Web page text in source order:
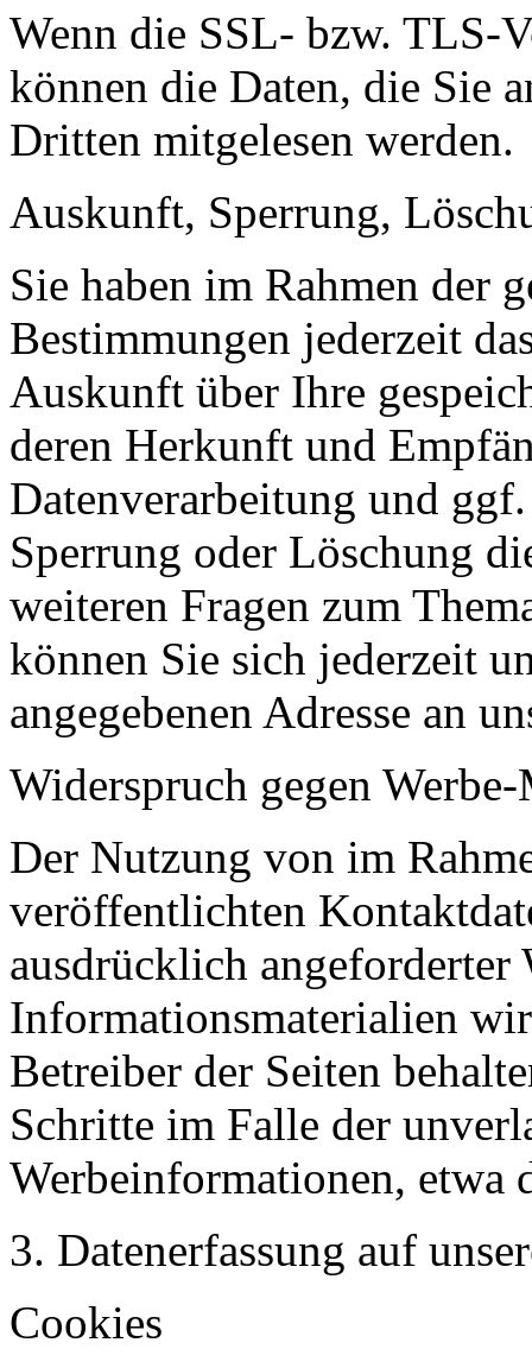
Wenn die SSL- bzw. TLS-
können die Daten, die Sie
Dritten mitgelesen werden.
Auskunft, Sperrung,
Sie haben im Rahmen der
Bestimmungen jederzeit
Auskunft über Ihre
deren Herkunft und
Datenverarbeitung und
Sperrung oder Löschung
weiteren Fragen zum
können Sie sich jederzeit
angegebenen Adresse an
Widerspruch gegen
Der Nutzung von im
veröffentlichten
ausdrücklich angeforderter
Informationsmaterialien
Betreiber der Seiten
Schritte im Falle der
Werbeinformationen, etwa
3. Datenerfassung auf
Cookies